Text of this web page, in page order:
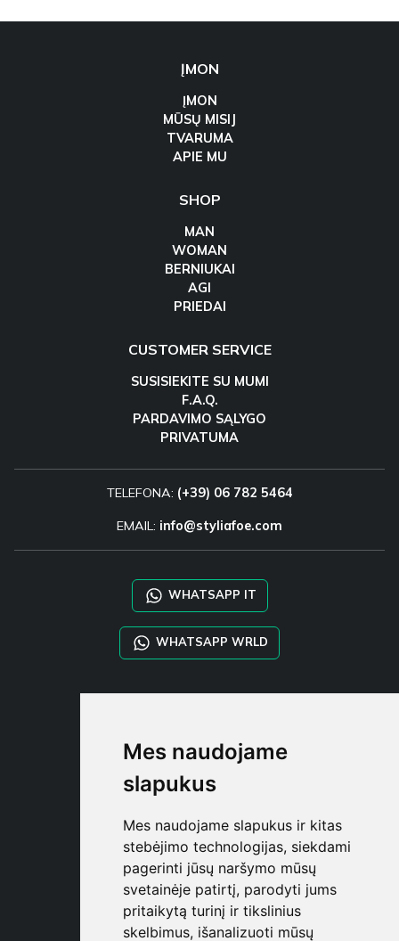
Mes naudojame
slapukus
Mes naudojame slapukus ir kitas
stebėjimo technologijas, siekdami
pagerinti jūsų naršymo mūsų
svetainėje patirtį, parodyti jums
pritaikytą turinį ir tikslinius
skelbimus, išanalizuoti mūsų
ĮMON
ĮMON
MŪSŲ MISIJ
TVARUMA
APIE MU
SHOP
MAN
WOMAN
BERNIUKAI
AGI
PRIEDAI
CUSTOMER SERVICE
SUSISIEKITE SU MUMI
F.A.Q.
PARDAVIMO SĄLYGO
PRIVATUMA
TELEFONA: (+39) 06 782 5464
EMAIL: info@styliafoe.com
WHATSAPP IT
WHATSAPP WRLD
TAYLOR MADE ORDERS
REGISTRUOT
PRISIJUNGT
PIRKINIŲ KREPŠELI